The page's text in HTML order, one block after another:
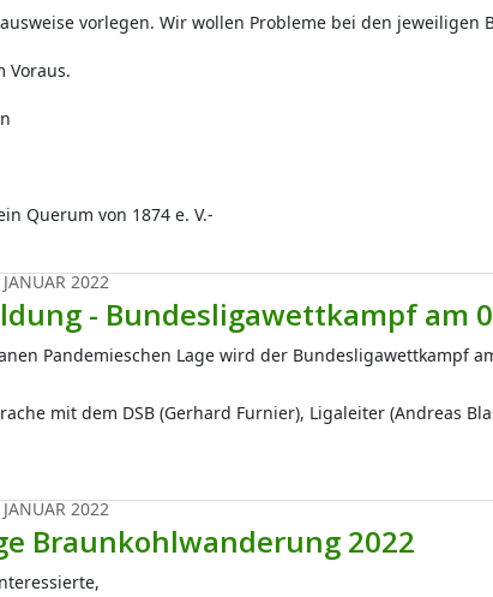
vorlegen. Wir wollen Probleme bei den
Voraus.
Querum von 1874 e. V.-
2022
- Bundesligawettkampf am
Pandemieschen Lage wird der Bundesligawettkampf
mit dem DSB (Gerhard Furnier), Ligaleiter (Andreas
2022
Braunkohlwanderung 2022